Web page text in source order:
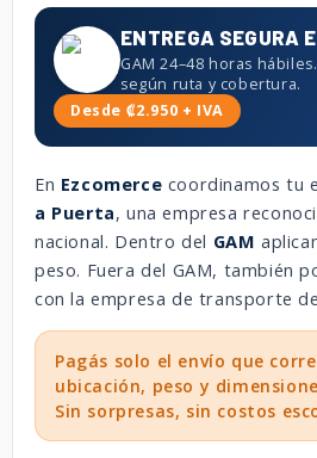
ENTREGA SEGURA
GAM 24–48 horas
según ruta y cobertura.
Desde ₡2.950 + IVA
En Ezcomerce coordinamos tu
a Puerta, una empresa
nacional. Dentro del GAM
peso. Fuera del GAM, también
con la empresa de transporte
Pagás solo el envío que
ubicación, peso y
Sin sorpresas, sin costos